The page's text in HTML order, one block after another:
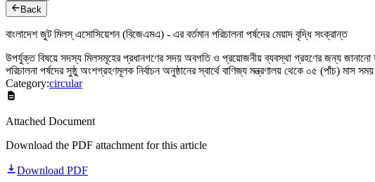
Back
বাংলাদেশ জুট মিলস্ এসোসিয়েশন (বিজেএমএ) - এর বর্তমান পরিচালনা পর্ষদের মেয়াদ বৃদ্ধি সংক্রান্ত
উপর্যুক্ত বিষয়ে সদস্য মিলসমূহের প্রধানগণের সদয় অবগতি ও প্রয়োজনীয় ব্যবস্থা গ্রহণের জন্য
পরিচালনা পর্ষদের সুষ্ঠু অংশগ্রহণমূলক নির্বাচন অনুষ্ঠানের স্বার্থে বাণিজ্য মন্ত্রণালয় থেকে ০৫ (পাঁচ)
Category:circular
Attached Document
Download the PDF attachment for this article
Download PDF